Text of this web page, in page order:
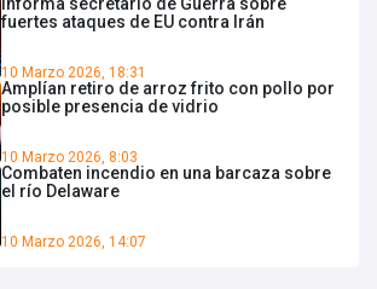
Informa secretario de Guerra sobre
fuertes ataques de EU contra Irán
10 Marzo 2026, 18:31
Amplían retiro de arroz frito con pollo por
posible presencia de vidrio
10 Marzo 2026, 8:03
Combaten incendio en una barcaza sobre
el río Delaware
10 Marzo 2026, 14:07